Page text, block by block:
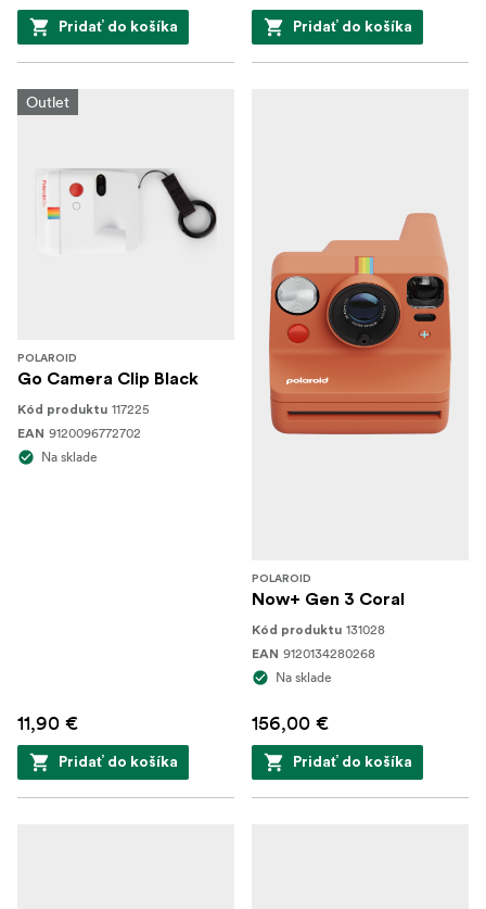
Pridať do košíka Pridať do košíka
Outlet
POLAROID
Go Camera Clip Black
Kód produktu 117225
EAN 9120096772702
Na sklade
11,90 €
Pridať do košíka
POLAROID
Now+ Gen 3 Coral
Kód produktu 131028
EAN 9120134280268
Na sklade
156,00 €
Pridať do košíka